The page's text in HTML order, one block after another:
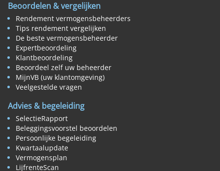
Beoordelen & vergelijken
Rendement vermogensbeheerders
Tips rendement vergelijken
De beste vermogensbeheerder
Expertbeoordeling
Klantbeoordeling
Beoordeel zelf uw beheerder
MijnVB (uw klantomgeving)
Veelgestelde vragen
Advies & begeleiding
SelectieRapport
Beleggingsvoorstel beoordelen
Persoonlijke begeleiding
Kwartaalupdate
Vermogensplan
LijfrenteScan